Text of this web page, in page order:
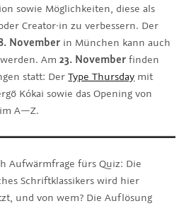
sowie Möglichkeiten, diese als
Creator·in zu verbessern. Der
November in München kann auch
Am23. November finden
statt: DerType Thursday mit
Kókai sowie das Opening von
im A—Z.
Aufwärmfrage fürs Quiz: Die
Schriftklassikers wird hier
und von wem? Die Auflösung